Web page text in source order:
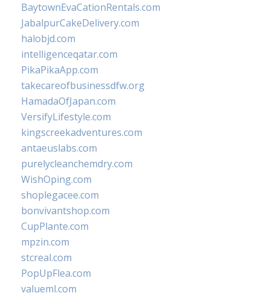
BaytownEvaCationRentals.com
JabalpurCakeDelivery.com
halobjd.com
intelligenceqatar.com
PikaPikaApp.com
takecareofbusinessdfw.org
HamadaOfJapan.com
VersifyLifestyle.com
kingscreekadventures.com
antaeuslabs.com
purelycleanchemdry.com
WishOping.com
shoplegacee.com
bonvivantshop.com
CupPlante.com
mpzin.com
stcreal.com
PopUpFlea.com
valueml.com